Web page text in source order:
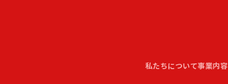
私たちについて事業内容